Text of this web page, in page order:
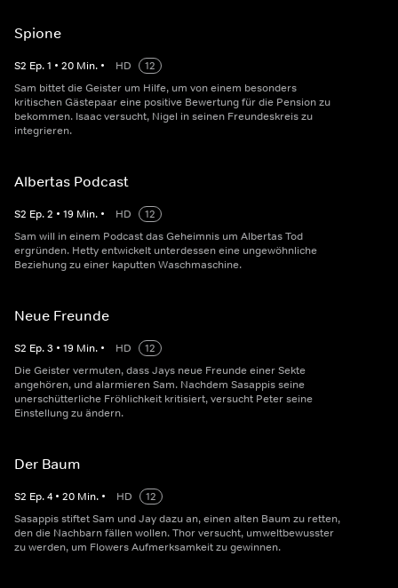
Spione
S2 Ep.1 • 20 Min. • HD
12
Sam bittet die Geister um Hilfe, um von einem besonders
kritischen Gästepaar eine positive Bewertung für die Pension zu
bekommen. Isaac versucht, Nigel in seinen Freundeskreis zu
integrieren.
Albertas Podcast
S2 Ep.2 • 19 Min. • HD
12
Sam will in einem Podcast das Geheimnis um Albertas Tod
ergründen. Hetty entwickelt unterdessen eine ungewöhnliche
Beziehung zu einer kaputten Waschmaschine.
Neue Freunde
S2 Ep.3 • 19 Min. • HD
12
Die Geister vermuten, dass Jays neue Freunde einer Sekte
angehören, und alarmieren Sam. Nachdem Sasappis seine
unerschütterliche Fröhlichkeit kritisiert, versucht Peter seine
Einstellung zu ändern.
Der Baum
S2 Ep.4 • 20 Min. • HD
12
Sasappis stiftet Sam und Jay dazu an, einen alten Baum zu retten,
den die Nachbarn fällen wollen. Thor versucht, umweltbewusster
zu werden, um Flowers Aufmerksamkeit zu gewinnen.